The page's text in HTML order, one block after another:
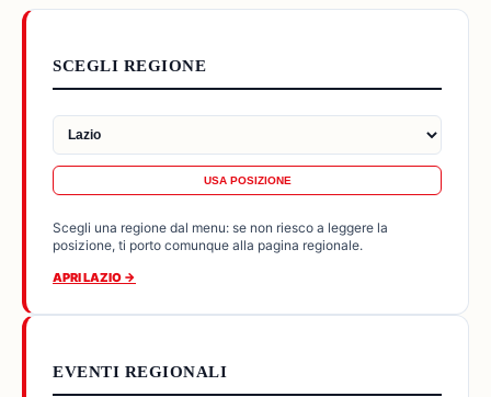
SCEGLI REGIONE
USA POSIZIONE
Scegli una regione dal menu: se non riesco a leggere la
posizione, ti porto comunque alla pagina regionale.
APRI LAZIO →
EVENTI REGIONALI